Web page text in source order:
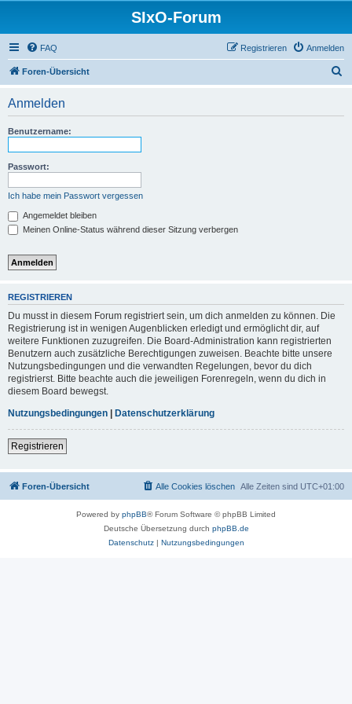
SIxO-Forum
FAQ Anmelden
Registrieren
Foren-Übersicht
Anmelden
Benutzername:
Passwort:
Ich habe mein Passwort vergessen
Angemeldet bleiben
Meinen Online-Status während dieser Sitzung verbergen
REGISTRIEREN
Du musst in diesem Forum registriert sein, um dich anmelden zu können. Die
Registrierung ist in wenigen Augenblicken erledigt und ermöglicht dir, auf
weitere Funktionen zuzugreifen. Die Board-Administration kann registrierten
Benutzern auch zusätzliche Berechtigungen zuweisen. Beachte bitte unsere
Nutzungsbedingungen und die verwandten Regelungen, bevor du dich
registrierst. Bitte beachte auch die jeweiligen Forenregeln, wenn du dich in
diesem Board bewegst.
Nutzungsbedingungen | Datenschutzerklärung
Registrieren
Foren-Übersicht Alle Zeiten sind UTC+01:00
Alle Cookies löschen
Powered by phpBB® Forum Software © phpBB Limited
Deutsche Übersetzung durch phpBB.de
Datenschutz| Nutzungsbedingungen